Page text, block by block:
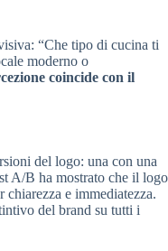
“Che tipo di cucina ti
moderno o
coincide con il
del logo: una con una
A/B ha mostrato che il logo
e immediatezza.
del brand su tutti i